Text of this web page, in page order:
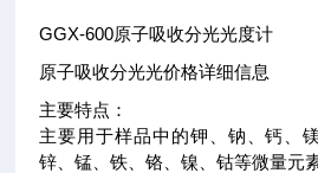
GGX-600原子吸收分光光度计
原子吸收分光光价格详细信息
主要特点：
主要用于样品中的钾、钠、钙、
锌、锰、铁、铬、镍、钴等微量元